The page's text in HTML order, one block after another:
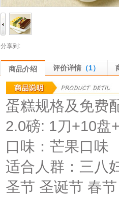
分享到:
商品介绍 评价详情 （1）
蛋糕规格及免费
2.0磅: 1刀+10盘
口味： 芒果口味
适合人群： 三八
圣节 圣诞节 春节